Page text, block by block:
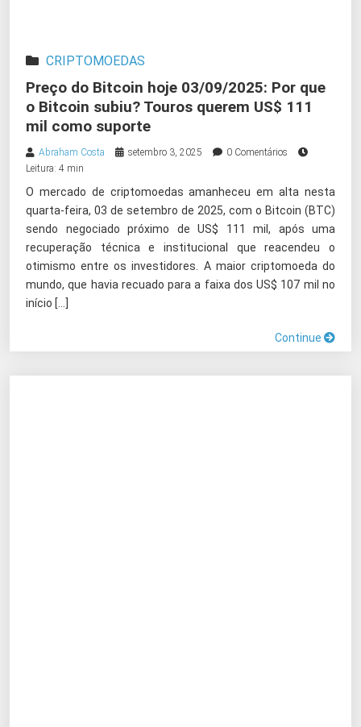
CRIPTOMOEDAS
Preço do Bitcoin hoje 03/09/2025: Por que
o Bitcoin subiu? Touros querem US$ 111
mil como suporte
Abraham Costa setembro 3, 2025
0 Comentários
Leitura: 4 min
O mercado de criptomoedas amanheceu em alta nesta
quarta-feira, 03 de setembro de 2025, com o Bitcoin (BTC)
sendo negociado próximo de US$ 111 mil, após uma
recuperação técnica e institucional que reacendeu o
otimismo entre os investidores. A maior criptomoeda do
mundo, que havia recuado para a faixa dos US$ 107 mil no
início […]
Continue